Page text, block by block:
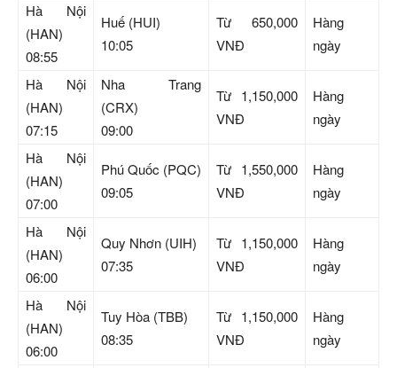
Hà Nội
(HAN)
08:55
Huế (HUI)
10:05
Từ 650,000
VNĐ
Hàng
ngày
Hà Nội
(HAN)
07:15
Nha Trang
(CRX)
09:00
Từ 1,150,000
VNĐ
Hàng
ngày
Hà Nội
(HAN)
07:00
Phú Quốc (PQC)
09:05
Từ 1,550,000
VNĐ
Hàng
ngày
Hà Nội
(HAN)
06:00
Quy Nhơn (UIH)
07:35
Từ 1,150,000
VNĐ
Hàng
ngày
Hà Nội
(HAN)
06:00
Tuy Hòa (TBB)
08:35
Từ 1,150,000
VNĐ
Hàng
ngày